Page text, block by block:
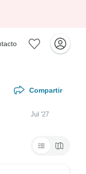
Compartir
Jul '27